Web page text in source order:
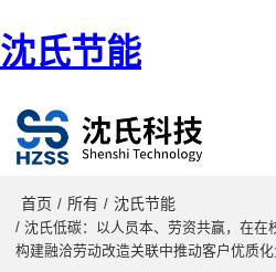
沈氏节能
首页 / 所有 / 沈氏节能
/ 沈氏低碳：以人员本、劳资共赢，在在
构建融洽劳动改造关联中推动客户优质